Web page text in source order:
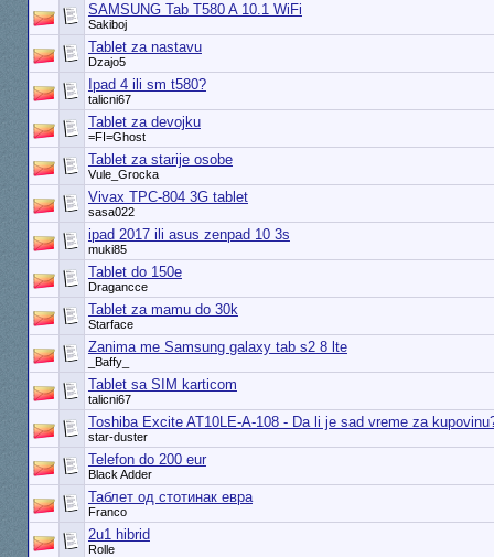
SAMSUNG Tab T580 A 10.1 WiFi
Sakiboj
Tablet za nastavu
Dzajo5
Ipad 4 ili sm t580?
talicni67
Tablet za devojku
=FI=Ghost
Tablet za starije osobe
Vule_Grocka
Vivax TPC-804 3G tablet
sasa022
ipad 2017 ili asus zenpad 10 3s
muki85
Tablet do 150e
Dragancce
Tablet za mamu do 30k
Starface
Zanima me Samsung galaxy tab s2 8 lte
_Baffy_
Tablet sa SIM karticom
talicni67
Toshiba Excite AT10LE-A-108 - Da li je sad vreme za
star-duster
Telefon do 200 eur
Black Adder
Таблет од стотинак евра
Franco
2u1 hibrid
Rolle